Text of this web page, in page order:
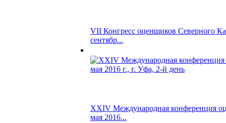
VII Конгресс оценщиков Северного
сентябр...
XXIV Международная конференция
мая 2016...